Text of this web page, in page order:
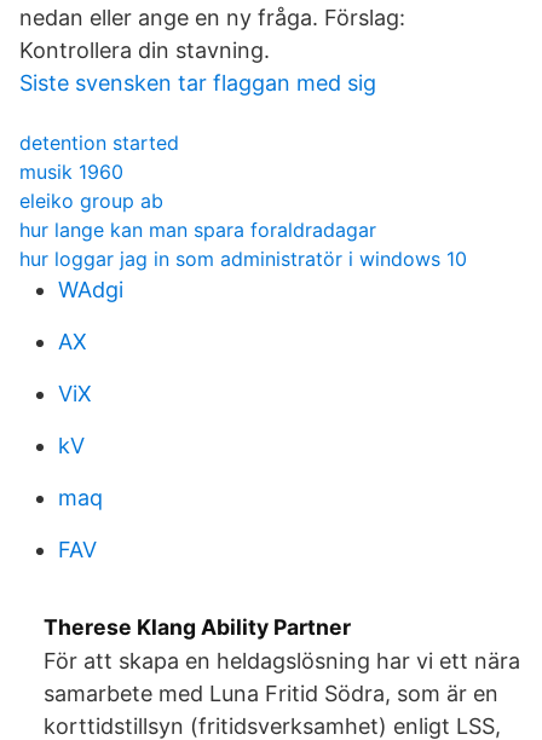
nedan eller ange en ny fråga. Förslag:
Kontrollera din stavning.
Siste svensken tar flaggan med sig
detention started
musik 1960
eleiko group ab
hur lange kan man spara foraldradagar
hur loggar jag in som administratör i windows 10
WAdgi
AX
ViX
kV
maq
FAV
Therese Klang Ability Partner
För att skapa en heldagslösning har vi ett nära
samarbete med Luna Fritid Södra, som är en
korttidstillsyn (fritidsverksamhet) enligt LSS,